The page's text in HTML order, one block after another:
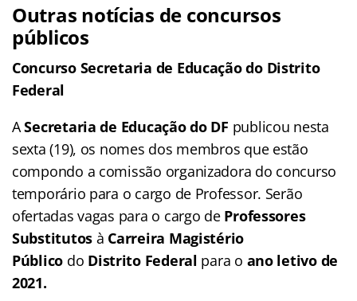
Outras notícias de concursos
públicos
Concurso Secretaria de Educação do Distrito
Federal
ASecretaria de Educação do DF publicou nesta
sexta (19), os nomes dos membros que estão
compondo a comissão organizadora do concurso
temporário para o cargo de Professor. Serão
ofertadas vagas para o cargo de Professores
Substitutos à Carreira Magistério
Público do Distrito Federal para o ano letivo de
2021.